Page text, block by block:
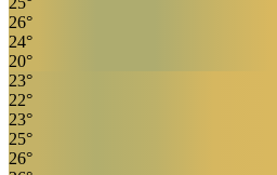
26°
24°
20°
23°
22°
23°
25°
26°